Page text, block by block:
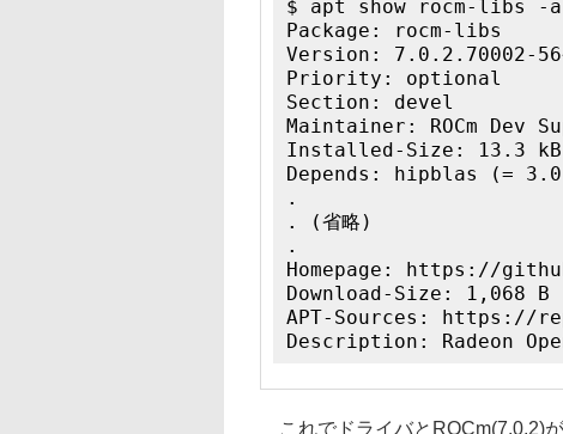
$ apt show rocm-libs -a
Package: rocm-libs
Version: 7.0.2.70002-
Priority: optional
Section: devel
Maintainer: ROCm Dev
Installed-Size: 13.3 kB
Depends: hipblas (=
.
. (省略)
.
Homepage: https://
Download-Size: 1,068 B
APT-Sources: https://
Description: Radeon
これでドライバとROCm(7.0.2)